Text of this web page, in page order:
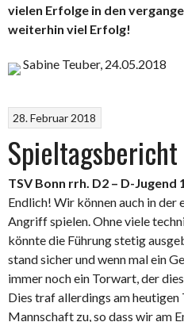
vielen Erfolge in den
weiterhin viel Erfolg!
Sabine Teuber, 24.05.2018
28. Februar 2018
TSV Bonn rrh. D2 – D-Jugend
Endlich! Wir können auch in
Angriff spielen. Ohne viele
könnte die Führung stetig
stand sicher und wenn mal ein
immer noch ein Torwart, der
Dies traf allerdings am heutigen
Mannschaft zu, so dass wir am